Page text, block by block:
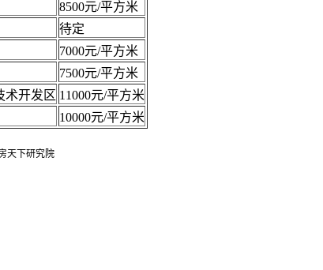
8500元/平方米
待定
7000元/平方米
7500元/平方米
术开发区 11000元/平方米
10000元/平方米
天下研究院